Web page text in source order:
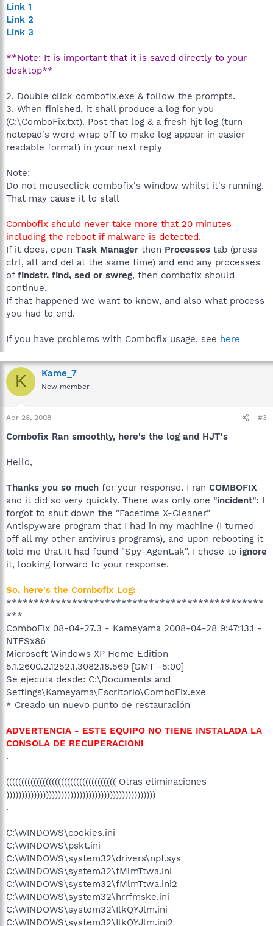
Link 1
Link 2
Link 3
**Note: It is important that it is saved directly to your
desktop**
2. Double click combofix.exe & follow the prompts.
3. When finished, it shall produce a log for you
(C:\ComboFix.txt). Post that log & a fresh hjt log (turn
notepad's word wrap off to make log appear in easier
readable format) in your next reply
Note:
Do not mouseclick combofix's window whilst it's running.
That may cause it to stall
Combofix should never take more that 20 minutes
including the reboot if malware is detected.
If it does, open Task Manager then Processes tab (press
ctrl, alt and del at the same time) and end any processes
of findstr, find, sed or swreg, then combofix should
continue.
If that happened we want to know, and also what process
you had to end.
If you have problems with Combofix usage, see here
K Kame_7
New member
Apr 28, 2008 #3
Combofix Ran smoothly, here's the log and HJT's
Hello,
Thanks you so much for your response. I ran COMBOFIX
and it did so very quickly. There was only one "incident": I
forgot to shut down the "Facetime X-Cleaner"
Antispyware program that I had in my machine (I turned
off all my other antivirus programs), and upon rebooting it
told me that It had found "Spy-Agent.ak". I chose to ignore
it, looking forward to your response.
So, here's the Combofix Log:
***********************************************
***
ComboFix 08-04-27.3 - Kameyama 2008-04-28 9:47:13.1 -
NTFSx86
Microsoft Windows XP Home Edition
5.1.2600.2.1252.1.3082.18.569 [GMT -5:00]
Se ejecuta desde: C:\Documents and
Settings\Kameyama\Escritorio\ComboFix.exe
* Creado un nuevo punto de restauración
ADVERTENCIA - ESTE EQUIPO NO TIENE INSTALADA LA
CONSOLA DE RECUPERACION!
.
(((((((((((((((((((((((((((((((((((( Otras eliminaciones
)))))))))))))))))))))))))))))))))))))))))))))))))
.
C:\WINDOWS\cookies.ini
C:\WINDOWS\pskt.ini
C:\WINDOWS\system32\drivers\npf.sys
C:\WINDOWS\system32\fMlmTtwa.ini
C:\WINDOWS\system32\fMlmTtwa.ini2
C:\WINDOWS\system32\hrrfmske.ini
C:\WINDOWS\system32\IlkQYJlm.ini
C:\WINDOWS\system32\IlkQYJlm.ini2